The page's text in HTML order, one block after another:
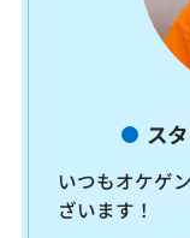
ス
いつもオケゲ
ざいます！